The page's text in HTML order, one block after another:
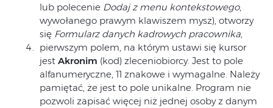
lub polecenie Dodaj z menu kontekstowego,
wywołanego prawym klawiszem mysz), otworzy
się Formularz danych kadrowych pracownika,
pierwszym polem, na którym ustawi się kursor
jest Akronim (kod) zleceniobiorcy. Jest to pole
alfanumeryczne, 11 znakowe i wymagalne. Należy
pamiętać, że jest to pole unikalne. Program nie
pozwoli zapisać więcej niż jednej osoby z danym